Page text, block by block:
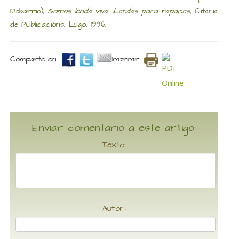
Dobarrio),Somos lenda viva. Lendas para rapaces, Citania
de Publicacións, Lugo, 1996.
Comparte en. Imprimir.
Enviar comentario a este artigo:
Texto:
Autor: